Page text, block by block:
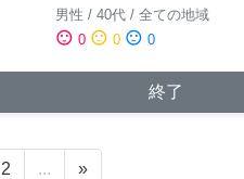
男性 / 40代 / 全ての地域
sentiment_satisfied 0 sentiment_neutral 0 sentiment_dissatisfied 0
終了
2 ... »